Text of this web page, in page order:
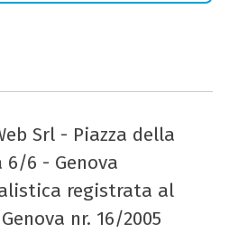
Srl - Piazza della
6 - Genova
registrata al
nr. 16/2005